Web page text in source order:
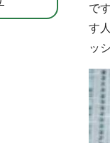
で
す
ッ